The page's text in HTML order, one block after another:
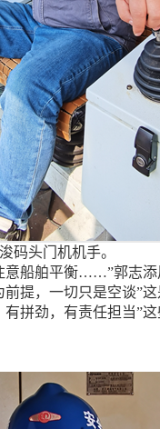
码头门机机手。
意船舶平衡……”郭志
提，一切只是空谈”这
拼劲，有责任担当”